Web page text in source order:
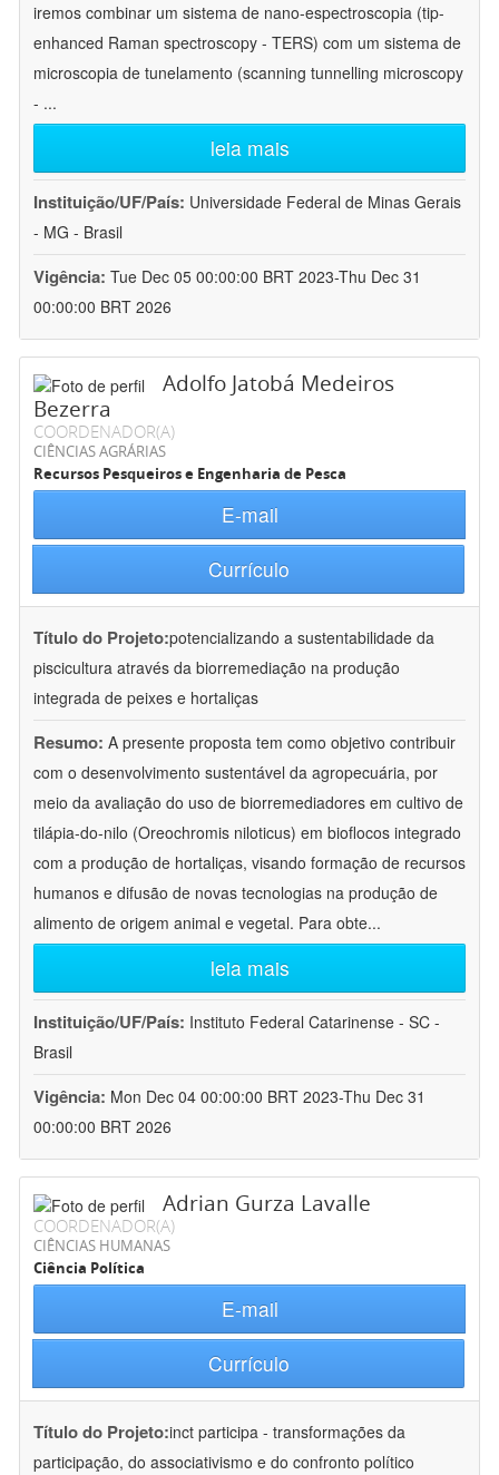
iremos combinar um sistema de nano-espectroscopia (tip-
enhanced Raman spectroscopy - TERS) com um sistema de
microscopia de tunelamento (scanning tunnelling microscopy
- ...
leia mais
Instituição/UF/País: Universidade Federal de Minas Gerais
- MG - Brasil
Vigência: Tue Dec 05 00:00:00 BRT 2023-Thu Dec 31
00:00:00 BRT 2026
Adolfo Jatobá Medeiros
Bezerra
COORDENADOR(A)
CIÊNCIAS AGRÁRIAS
Recursos Pesqueiros e Engenharia de Pesca
E-mail
Currículo
Título do Projeto:potencializando a sustentabilidade da
piscicultura através da biorremediação na produção
integrada de peixes e hortaliças
Resumo: A presente proposta tem como objetivo contribuir
com o desenvolvimento sustentável da agropecuária, por
meio da avaliação do uso de biorremediadores em cultivo de
tilápia-do-nilo (Oreochromis niloticus) em bioflocos integrado
com a produção de hortaliças, visando formação de recursos
humanos e difusão de novas tecnologias na produção de
alimento de origem animal e vegetal. Para obte...
leia mais
Instituição/UF/País: Instituto Federal Catarinense - SC -
Brasil
Vigência: Mon Dec 04 00:00:00 BRT 2023-Thu Dec 31
00:00:00 BRT 2026
Adrian Gurza Lavalle
COORDENADOR(A)
CIÊNCIAS HUMANAS
Ciência Política
E-mail
Currículo
Título do Projeto:inct participa - transformações da
participação, do associativismo e do confronto político